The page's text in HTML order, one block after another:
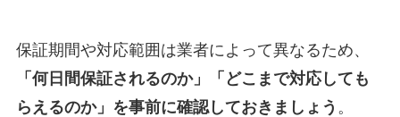
保証期間や対応範囲は業者によって異なるため、
「何日間保証されるのか」「どこまで対応しても
らえるのか」を事前に確認しておきましょう 。